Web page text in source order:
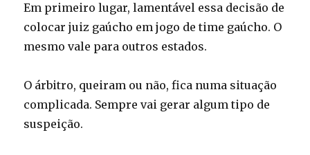
Em primeiro lugar, lamentável essa decisão de
colocar juiz gaúcho em jogo de time gaúcho. O
mesmo vale para outros estados.
O árbitro, queiram ou não, fica numa situação
complicada. Sempre vai gerar algum tipo de
suspeição.